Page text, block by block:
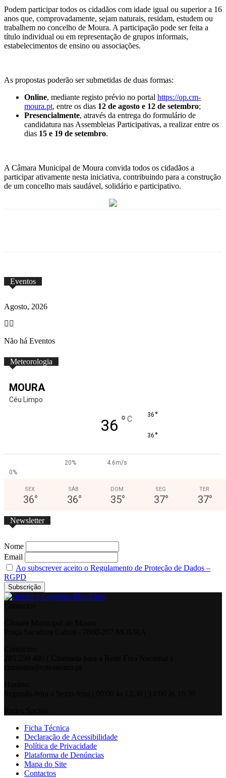
Podem participar todos os cidadãos com idade igual ou superior a 16
anos que, comprovadamente, sejam naturais, residam, estudem ou
trabalhem no concelho de Moura. A participação pode ser feita a
título individual ou em representação de grupos informais,
estabelecimentos de ensino ou associações.
As propostas poderão ser submetidas de duas formas:
Online, mediante registo prévio no portal https://op.cm-
moura.pt, entre os dias 12 de agosto e 12 de setembro;
Presencialmente, através da entrega do formulário de
candidatura nas Assembleias Participativas, a realizar entre os
dias 15 e 19 de setembro.
A Câmara Municipal de Moura convida todos os cidadãos a
participar ativamente nesta iniciativa, contribuindo para a construção
de um concelho mais saudável, solidário e participativo.
Eventos
Agosto, 2026
Não há Eventos
Meteorologia
MOURA
Céu Limpo
36 ° C 36 °
36 °
20%
4.6m/s
0%
SEX
36°
SÁB
36°
DOM
35°
SEG
37°
TER
37°
Newsletter
Nome
Email
Ao subscrever aceito o Regulamento de Proteção de Dados –
RGPD
Ficha Técnica
Declaração de Acessibilidade
Política de Privacidade
Plataforma de Denúncias
Mapa do Site
Contactos